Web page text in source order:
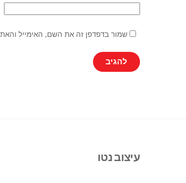
שמור בדפדפן זה את השם, האימייל
עיצוב נטו